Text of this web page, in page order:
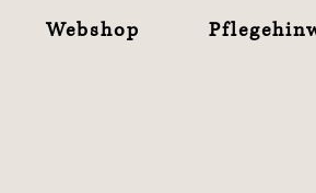
Webshop